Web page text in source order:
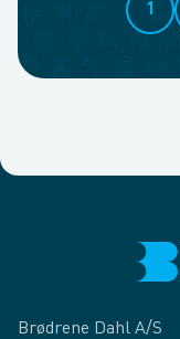
1
Brødrene Dahl A/S